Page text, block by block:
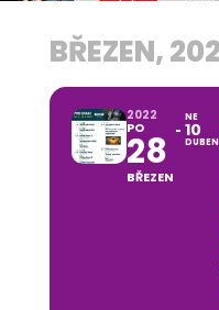
BŘEZEN,
2022
PO
28
BŘEZEN
NE
10
DUBEN